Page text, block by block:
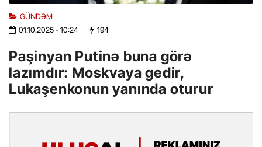
GÜNDƏM
01.10.2025- 10:24 194
Paşinyan Putinə buna görə
lazımdır: Moskvaya gedir,
Lukaşenkonun yanında oturur